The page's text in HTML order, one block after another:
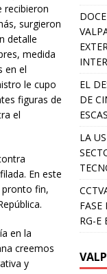
recibieron
surgieron
detalle
medida
en el
le cupo
figuras de
el
En este
pronto fin,
en la
creemos
y
EL
DE
LA
FASE
RG-E